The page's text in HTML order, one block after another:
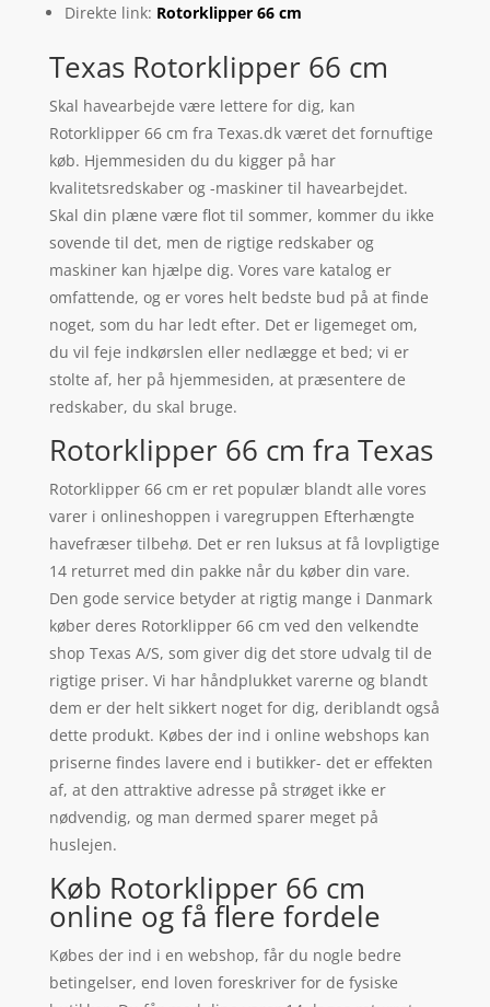
Direkte link: Rotorklipper 66 cm
Texas Rotorklipper 66 cm
Skal havearbejde være lettere for dig, kan
Rotorklipper 66 cm fra Texas.dk været det fornuftige
køb. Hjemmesiden du du kigger på har
kvalitetsredskaber og -maskiner til havearbejdet.
Skal din plæne være flot til sommer, kommer du ikke
sovende til det, men de rigtige redskaber og
maskiner kan hjælpe dig. Vores vare katalog er
omfattende, og er vores helt bedste bud på at finde
noget, som du har ledt efter. Det er ligemeget om,
du vil feje indkørslen eller nedlægge et bed; vi er
stolte af, her på hjemmesiden, at præsentere de
redskaber, du skal bruge.
Rotorklipper 66 cm fra Texas
Rotorklipper 66 cm er ret populær blandt alle vores
varer i onlineshoppen i varegruppen Efterhængte
havefræser tilbehø. Det er ren luksus at få lovpligtige
14 returret med din pakke når du køber din vare.
Den gode service betyder at rigtig mange i Danmark
køber deres Rotorklipper 66 cm ved den velkendte
shop Texas A/S, som giver dig det store udvalg til de
rigtige priser. Vi har håndplukket varerne og blandt
dem er der helt sikkert noget for dig, deriblandt også
dette produkt. Købes der ind i online webshops kan
priserne findes lavere end i butikker- det er effekten
af, at den attraktive adresse på strøget ikke er
nødvendig, og man dermed sparer meget på
huslejen.
Køb Rotorklipper 66 cm
online og få flere fordele
Købes der ind i en webshop, får du nogle bedre
betingelser, end loven foreskriver for de fysiske